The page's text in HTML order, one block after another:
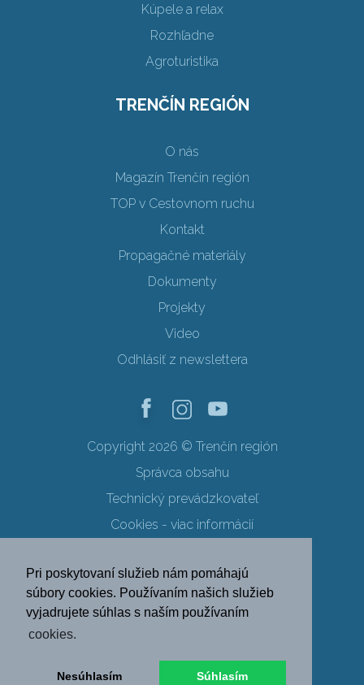
Pri poskytovaní služieb nám pomáhajú
súbory cookies. Používaním našich služieb
vyjadrujete súhlas s naším používaním
cookies.
Nesúhlasím Súhlasím
Kúpele a relax
Rozhľadne
Agroturistika
TRENČÍN REGIÓN
O nás
Magazín Trenčín región
TOP v Cestovnom ruchu
Kontakt
Propagačné materiály
Dokumenty
Projekty
Video
Odhlásiť z newslettera
Copyright 2026 © Trenčín región
Správca obsahu
Technický prevádzkovateľ
Cookies - viac informácií
Ochrana osobných údajov
SK EN DE
PL